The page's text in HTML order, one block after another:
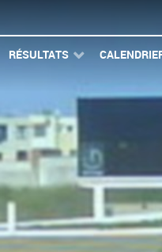
RÉSULTATS